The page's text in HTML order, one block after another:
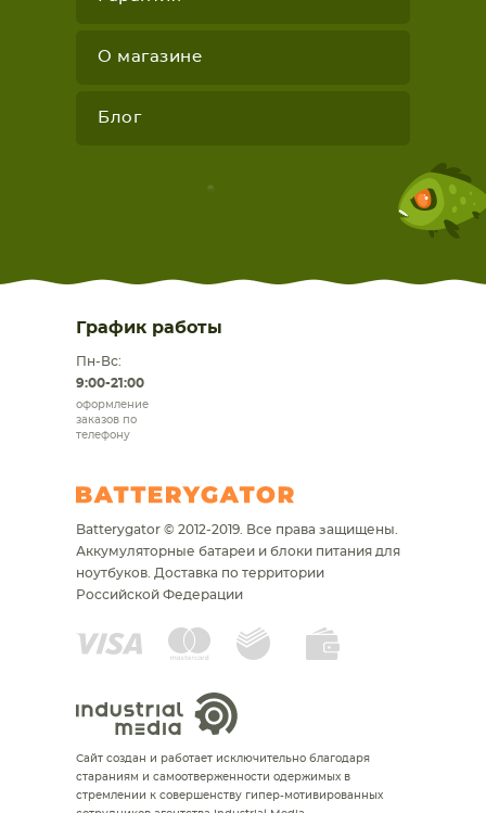
О магазине
Блог
График работы
Пн-Вс:
9:00-21:00
оформление
заказов по
телефону
Batterygator © 2012-2019. Все права защищены.
Аккумуляторные батареи и блоки питания для
ноутбуков. Доставка по территории
Российской Федерации
Сайт создан и работает исключительно благодаря
стараниям и самоотверженности одержимых в
стремлении к совершенству гипер-мотивированных